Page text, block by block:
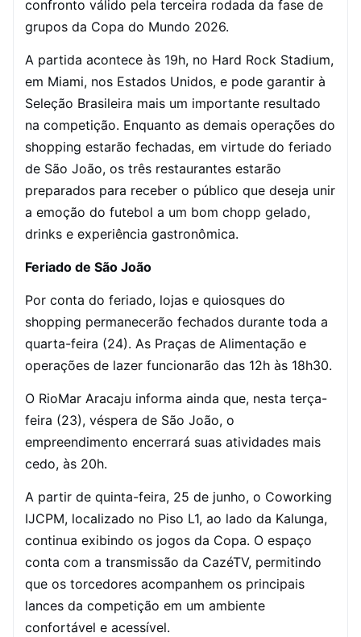
confronto válido pela terceira rodada da fase de
grupos da Copa do Mundo 2026.
A partida acontece às 19h, no Hard Rock Stadium,
em Miami, nos Estados Unidos, e pode garantir à
Seleção Brasileira mais um importante resultado
na competição. Enquanto as demais operações do
shopping estarão fechadas, em virtude do feriado
de São João, os três restaurantes estarão
preparados para receber o público que deseja unir
a emoção do futebol a um bom chopp gelado,
drinks e experiência gastronômica.
Feriado de São João
Por conta do feriado, lojas e quiosques do
shopping permanecerão fechados durante toda a
quarta-feira (24). As Praças de Alimentação e
operações de lazer funcionarão das 12h às 18h30.
O RioMar Aracaju informa ainda que, nesta terça-
feira (23), véspera de São João, o
empreendimento encerrará suas atividades mais
cedo, às 20h.
A partir de quinta-feira, 25 de junho, o Coworking
IJCPM, localizado no Piso L1, ao lado da Kalunga,
continua exibindo os jogos da Copa. O espaço
conta com a transmissão da CazéTV, permitindo
que os torcedores acompanhem os principais
lances da competição em um ambiente
confortável e acessível.